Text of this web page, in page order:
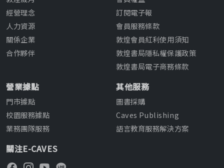
經營理念
人力資源
關係企業
合作夥伴
訂閱電子報
會員服務條款
敦煌會員紅利使用須知
敦煌書局隱私權保護政策
敦煌書局電子商務條款
營業據點
門市據點
校園服務據點
業務團隊服務
其他服務
圖書採購
Caves Publishing
語言教育服務解決方案
關注E-CAVES